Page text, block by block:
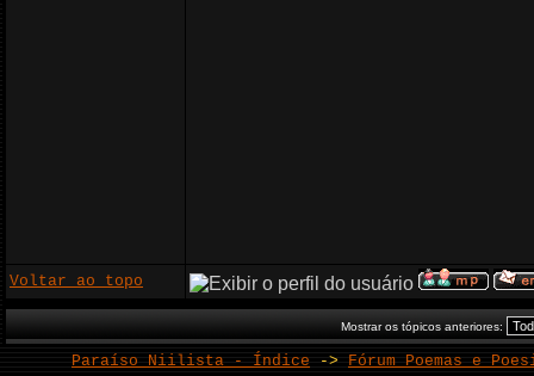
Voltar ao topo
Mostrar os tópicos anteriores:
Paraíso Niilista - Índice -> Fórum Poemas e